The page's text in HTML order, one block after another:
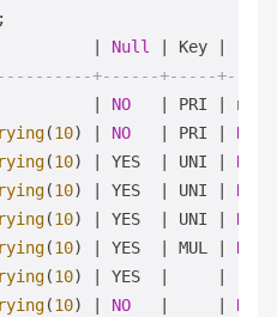
Type
Null Key
+------+-----
NO PRI
(10) NO PRI
NULL
(10) YES UNI
NULL
(10) YES UNI
NULL
(10) YES UNI
NULL
(10) YES MUL
NULL
(10) YES
(10) NO
NULL